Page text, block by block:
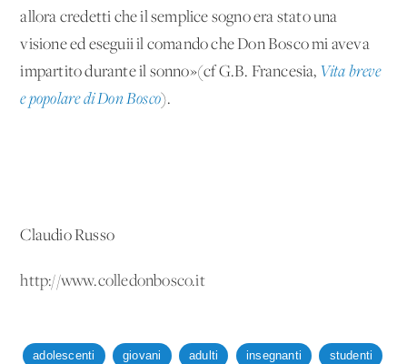
allora credetti che il semplice sogno era stato una
visione ed eseguii il comando che Don Bosco mi aveva
impartito durante il sonno»(cf G.B. Francesia, Vita breve
e popolare di Don Bosco).
Claudio Russo
http://www.colledonbosco.it
adolescenti giovani adulti insegnanti studenti